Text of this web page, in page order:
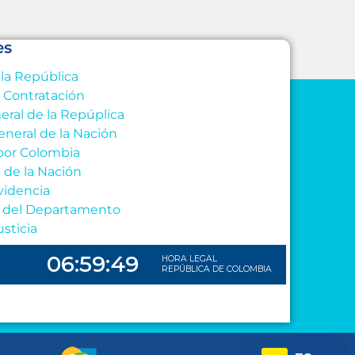
República
de la Repúplica
de la Nación
Colombia
de la Nación
del Departamento